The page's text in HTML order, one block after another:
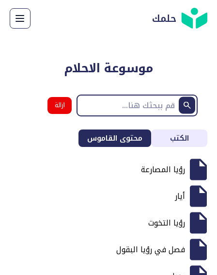
حلمك
موسوعة الاحلام
ازالة
البحث
الكتب محتوى القاموس
رؤيا المصارعة
أيار
رؤيا التخوت
فصل في رؤيا البقول